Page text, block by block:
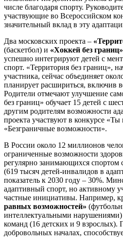
числе благодаря спорту.
участвующие во Всероссийском
значительный вклад в эту
Два московских проекта –
(баскетбол) и «Хоккей без границ»
успешно интегрируют детей с
спорт. «Территория без границ»,
участника, сейчас объединяет
планирует расшириться, включив
Родители отмечают улучшение
без границ» обучает 15 детей с
другим родителям возможности
проекта участвуют в конкурсе
«Безграничные возможности».
В России около 12 миллионов
ограниченные возможности
регулярно занимающихся спортом
(619 тысяч детей-инвалидов в
показатель к 2030 году – 30%.
адаптивный спорт, но активному
частные инициативы. Например,
равных возможностей»
интеллектуальными нарушениями)
команд (16 детских и 9 взрослых).
добровольных началах,